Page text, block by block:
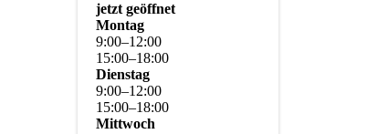
jetzt geöffnet
Montag
9:00–12:00
15:00–18:00
Dienstag
9:00–12:00
15:00–18:00
Mittwoch